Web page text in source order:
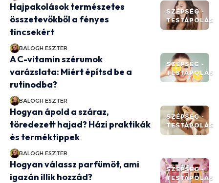
SZÉPSÉG -
TESTÁPOLÁS
Hajpakolások természetes
összetevőkből a fényes
tincsekért
BALOGH ESZTER
SZÉPSÉG -
TESTÁPOLÁS
A C-vitamin szérumok
varázslata: Miért építsd be a
rutinodba?
BALOGH ESZTER
SZÉPSÉG -
TESTÁPOLÁS
Hogyan ápold a száraz,
töredezett hajad? Házi praktikák
és terméktippek
BALOGH ESZTER
SZÉPSÉG -
TESTÁPOLÁS
Hogyan válassz parfümöt, ami
igazán illik hozzád?